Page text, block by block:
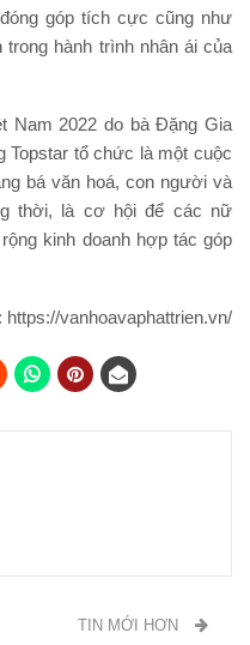
góp tích cực cũng như
trong hành trình nhân ái của
Nam 2022 do bà Đặng Gia
Topstar tổ chức là một cuộc
bá văn hoá, con người và
thời, là cơ hội để các nữ
kinh doanh hợp tác góp
https://vanhoavaphattrien.vn/
TIN MỚI HƠN